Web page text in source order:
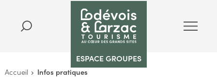
ESPACE GROUPES
Accueil Infos pratiques